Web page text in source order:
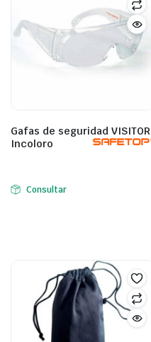
Gafas de seguridad VISITOR
Incoloro
Consultar